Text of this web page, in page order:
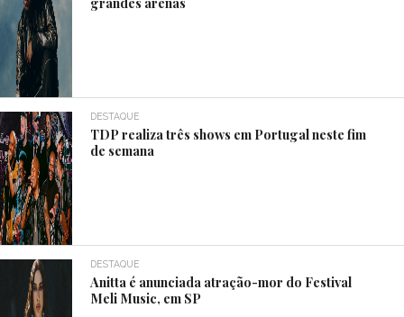
DESTAQUE
TDP realiza três shows em Portugal neste fim
de semana
DESTAQUE
Anitta é anunciada atração-mor do Festival
Meli Music, em SP